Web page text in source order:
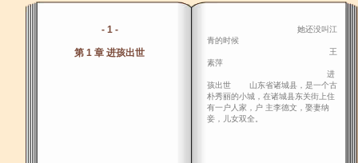
- 1 -
第 1 章 进孩出世
她还没叫江
青的时候
王
素萍
进
孩出世 山东省诸城县，是一个古
朴秀丽的小城，在诸城县东关街上住
有一户人家，户 主李德文，娶妻纳
妾，儿女双全。